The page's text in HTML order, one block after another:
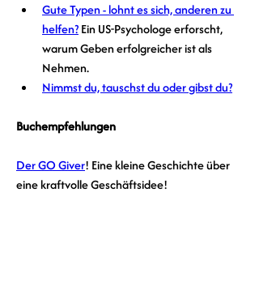
Gute Typen - lohnt es sich, anderen zu
helfen? Ein US-Psychologe erforscht,
warum Geben erfolgreicher ist als
Nehmen.
Nimmst du, tauschst du oder gibst du?
Buchempfehlungen
Der GO Giver! Eine kleine Geschichte über
eine kraftvolle Geschäftsidee!